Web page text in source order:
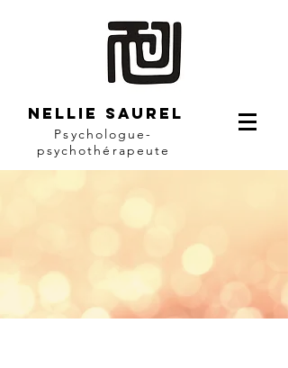
NELLIE SAUREL
Psychologue-
psychothérapeute